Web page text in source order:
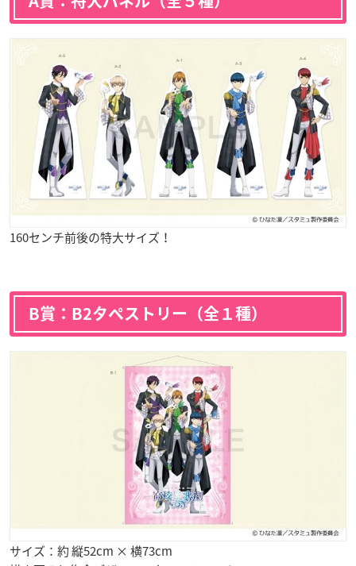
160センチ前後の特大サイズ！
B賞：B2タペストリー（全１種）
サイズ：約 縦52cm × 横73cm